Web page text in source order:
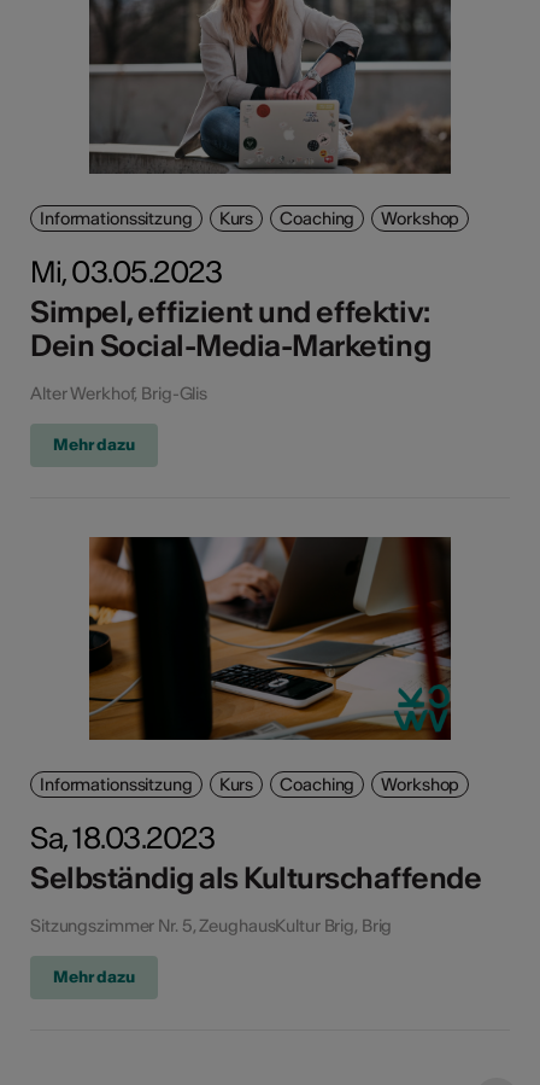
Informationssitzung Kurs Coaching Workshop
Mi, 03.05.2023
Simpel, effizient und effektiv:
Dein Social-Media-Marketing
Alter Werkhof, Brig-Glis
Mehr dazu
Informationssitzung Kurs Coaching Workshop
Sa, 18.03.2023
Selbständig als Kulturschaffende
Sitzungszimmer Nr. 5, ZeughausKultur Brig, Brig
Mehr dazu